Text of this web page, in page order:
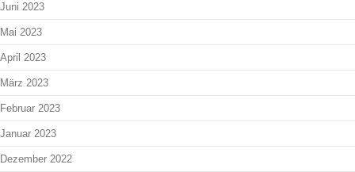
Juni 2023
Mai 2023
April 2023
März 2023
Februar 2023
Januar 2023
Dezember 2022